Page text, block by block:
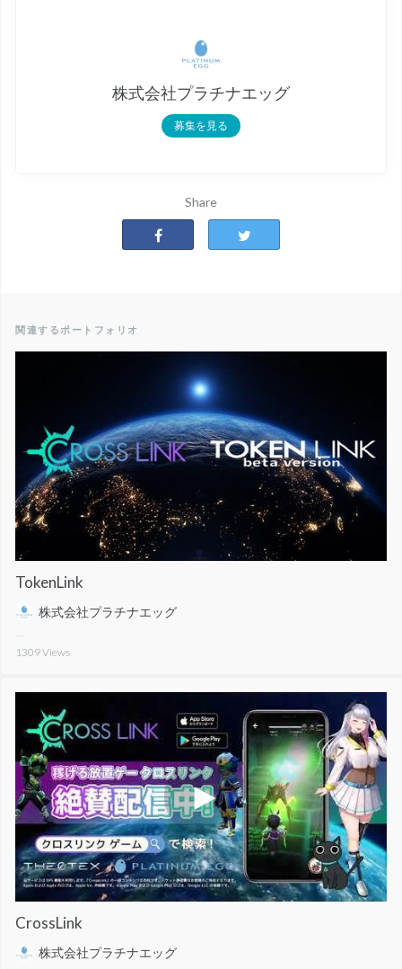
株式会社プラチナエッグ
募集を見る
Share
関連するポートフォリオ
TokenLink
株式会社プラチナエッグ
1309Views
CrossLink
株式会社プラチナエッグ